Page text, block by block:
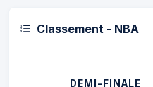
Classement - NBA
DEMI-FINALE